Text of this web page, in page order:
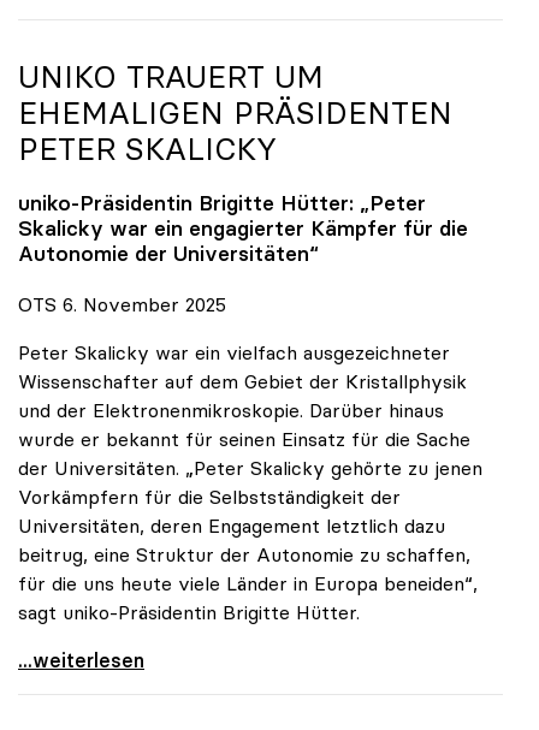
UNIKO TRAUERT UM
EHEMALIGEN PRÄSIDENTEN
PETER SKALICKY
uniko-Präsidentin Brigitte Hütter: „Peter
Skalicky war ein engagierter Kämpfer für die
Autonomie der Universitäten“
OTS 6. November 2025
Peter Skalicky war ein vielfach ausgezeichneter
Wissenschafter auf dem Gebiet der Kristallphysik
und der Elektronenmikroskopie. Darüber hinaus
wurde er bekannt für seinen Einsatz für die Sache
der Universitäten. „Peter Skalicky gehörte zu jenen
Vorkämpfern für die Selbstständigkeit der
Universitäten, deren Engagement letztlich dazu
beitrug, eine Struktur der Autonomie zu schaffen,
für die uns heute viele Länder in Europa beneiden“,
sagt uniko-Präsidentin Brigitte Hütter.
uniko trauert um ehemaligen Präsidenten Peter
...weiterlesen